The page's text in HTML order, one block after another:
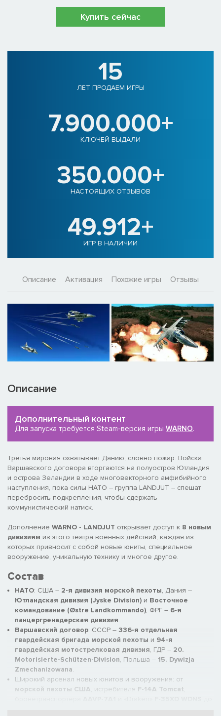
Купить сейчас
15
ЛЕТ ПРОДАЕМ ИГРЫ
7.900.000+
КЛЮЧЕЙ ВЫДАЛИ
350.000+
НАСТОЯЩИХ ОТЗЫВОВ
49.912+
ИГР В НАЛИЧИИ
Описание Активация Похожие игры Отзывы
Описание
Дополнительный контент
Для запуска требуется Steam-версия игры WARNO.
Третья мировая охватывает Данию, словно пожар. Войска
Варшавского договора вторгаются на полуостров Ютландия
и острова Зеландии в ходе многовекторного амфибийного
наступления, пока силы НАТО – группа LANDJUT – спешат
перебросить подкрепления, чтобы сдержать
коммунистический натиск.
Дополнение WARNO - LANDJUT открывает доступ к 8 новым
дивизиям из этого театра военных действий, каждая из
которых привносит с собой новые юниты, специальное
вооружение, уникальную технику и многое другое.
Состав
НАТО: США – 2-я дивизия морской пехоты, Дания –
Ютландская дивизия (Jyske Division) и Восточное
командование (Østre Landkommando), ФРГ – 6-я
панцергренадерская дивизия.
Варшавский договор: СССР – 336-я отдельная
гвардейская бригада морской пехоты и 94-я
гвардейская мотострелковая дивизия, ГДР – 20.
Motorisierte-Schützen-Division, Польша – 15. Dywizja
Zmechanizowana.
Широкий арсенал новых юнитов и вооружения: от
морской пехоты США , истребителя F-14A Tomcat